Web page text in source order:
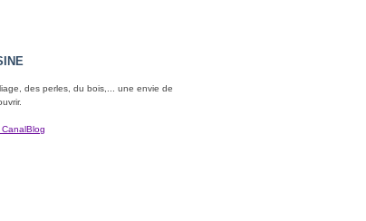
des perles, du bois,... une envie de